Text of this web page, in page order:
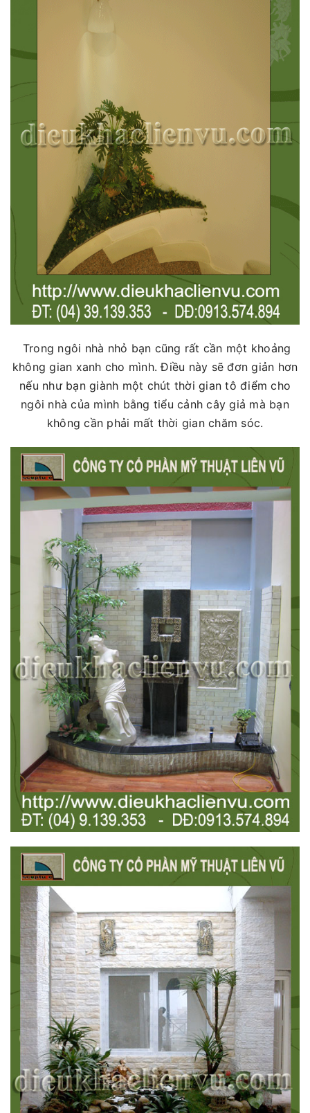
Trong ngôi nhà nhỏ bạn cũng rất cần một khoảng
không gian xanh cho mình. Điều này sẽ đơn giản hơn
nếu như bạn giành một chút thời gian tô điểm cho
ngôi nhà của mình bằng tiểu cảnh cây giả mà bạn
không cần phải mất thời gian chăm sóc.